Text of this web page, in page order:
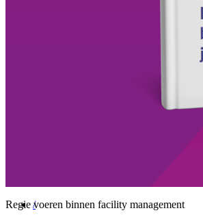
Regie voeren binnen facility management
/